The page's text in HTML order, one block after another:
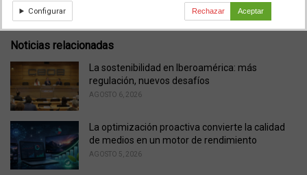
t
e
o
r
e
Noticias de Comunicación
Noticias relacionadas
La sostenibilidad en Iberoamérica: más
regulación, nuevos desafíos
AGOSTO 6, 2026
La optimización proactiva convierte la calidad
de medios en un motor de rendimiento
AGOSTO 5, 2026
Configurar Rechazar Aceptar